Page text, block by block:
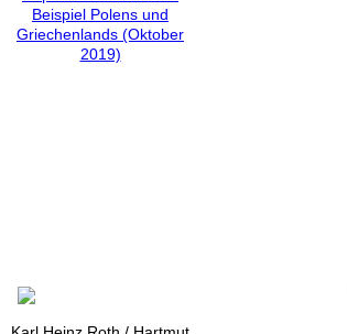
Beispiel Polens und
Griechenlands (Oktober
2019)